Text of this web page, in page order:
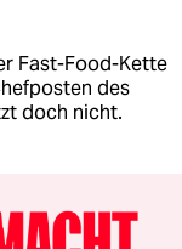
Fast-Food-Kette
des
doch nicht.